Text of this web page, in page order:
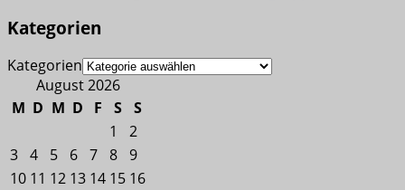
Kategorien
Kategorien
August 2026
M D M D F S
S
1
2
3 4 5 6 7 8 9
10 11 12 13 14 15 16